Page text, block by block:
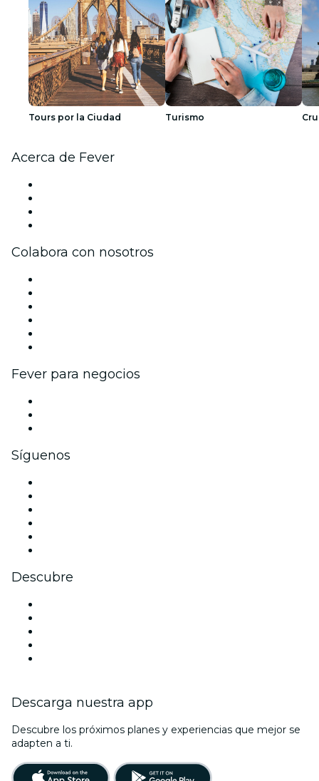
Tours por la Ciudad Turismo
Acerca de Fever
Colabora con nosotros
Fever para negocios
Síguenos
Descubre
Descarga nuestra app
Descubre los próximos planes y experiencias que mejor se
adapten a ti.